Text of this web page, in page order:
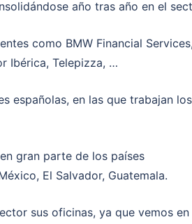
año tras año en el
como BMW Financial Services,
Ibérica, Telepizza, …
españolas, en las que trabajan los
gran parte de los países
El Salvador, Guatemala.
sus oficinas, ya que vemos en